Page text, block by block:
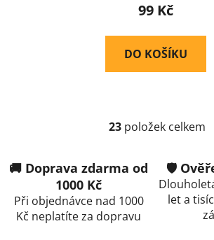
99 Kč
DO KOŠÍKU
O
á
23 položek celkem
🚚 Doprava zdarma od
1000 Kč
Při objednávce nad 1000
Kč neplatíte za dopravu
🛡️
let a